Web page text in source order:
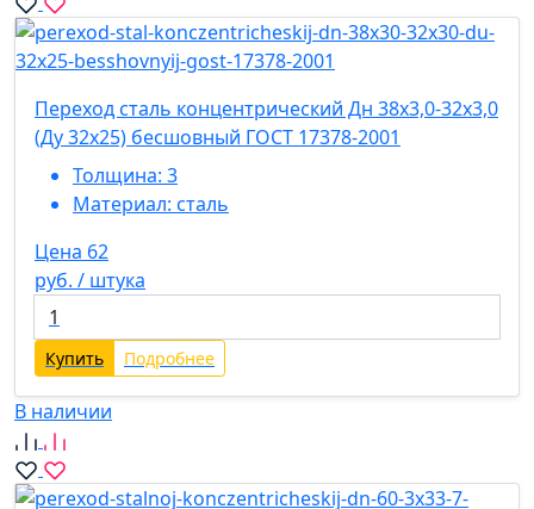
Переход сталь концентрический Дн 38х3,0-32х3,0
(Ду 32х25) бесшовный ГОСТ 17378-2001
Толщина: 3
Материал: сталь
Цена 62
руб. / штука
Купить Подробнее
В наличии